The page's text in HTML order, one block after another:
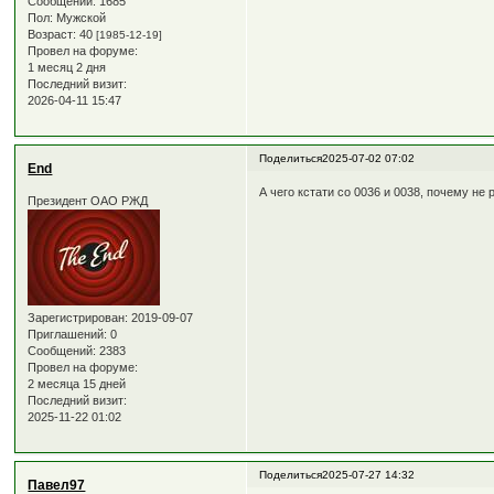
Пол: Мужской
Возраст: 40[1985-12-19]
Провел на форуме:
1 месяц 2 дня
Последний визит:
2026-04-11 15:47
Поделиться2025-07-02 07:02
End
Президент ОАО РЖД
Зарегистрирован: 2019-09-07
Приглашений: 0
Сообщений: 2383
Провел на форуме:
2 месяца 15 дней
Последний визит:
2025-11-22 01:02
А чего кстати со 0036 и 0038, почему не
Поделиться2025-07-27 14:32
Павел97